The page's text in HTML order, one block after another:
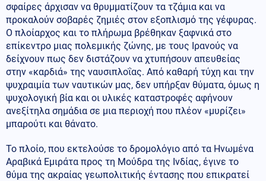
σφαίρες άρχισαν να θρυμματίζουν τα τζάμια και να
προκαλούν σοβαρές ζημιές στον εξοπλισμό της γέφυρας.
Ο πλοίαρχος και το πλήρωμα βρέθηκαν ξαφνικά στο
επίκεντρο μιας πολεμικής ζώνης, με τους Ιρανούς να
δείχνουν πως δεν διστάζουν να χτυπήσουν απευθείας
στην «καρδιά» της ναυσιπλοΐας. Από καθαρή τύχη και την
ψυχραιμία των ναυτικών μας, δεν υπήρξαν θύματα, όμως η
ψυχολογική βία και οι υλικές καταστροφές αφήνουν
ανεξίτηλα σημάδια σε μια περιοχή που πλέον «μυρίζει»
μπαρούτι και θάνατο.
Το πλοίο, που εκτελούσε το δρομολόγιο από τα Ηνωμένα
Αραβικά Εμιράτα προς τη Μούδρα της Ινδίας, έγινε το
θύμα της ακραίας γεωπολιτικής έντασης που επικρατεί